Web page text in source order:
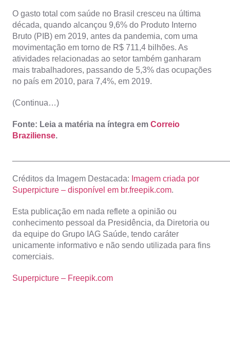
O gasto total com saúde no Brasil cresceu na última
década, quando alcançou 9,6% do Produto Interno
Bruto (PIB) em 2019, antes da pandemia, com uma
movimentação em torno de R$ 711,4 bilhões. As
atividades relacionadas ao setor também ganharam
mais trabalhadores, passando de 5,3% das ocupações
no país em 2010, para 7,4%, em 2019.
(Continua…)
Fonte: Leia a matéria na íntegra em Correio
Braziliense.
Créditos da Imagem Destacada: Imagem criada por
Superpicture – disponível em br.freepik.com.
Esta publicação em nada reflete a opinião ou
conhecimento pessoal da Presidência, da Diretoria ou
da equipe do Grupo IAG Saúde, tendo caráter
unicamente informativo e não sendo utilizada para fins
comerciais.
Superpicture – Freepik.com